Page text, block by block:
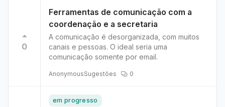
0
Ferramentas de comunicação com a
coordenação e a secretaria
A comunicação é desorganizada, com muitos
canais e pessoas. O ideal seria uma
comunicação somente por email.
AnonymousSugestões 0
em progresso